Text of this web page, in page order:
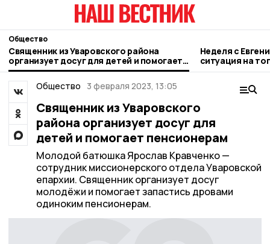
Общество
Священник из Уваровского района
организует досуг для детей и помогает
пенсионерам
Неделя с
ситуация на
городе и
Общество
3 февраля 2023, 13:05
Священник из Уваровского
района организует досуг для
детей и помогает пенсионерам
Молодой батюшка Ярослав Кравченко —
сотрудник миссионерского отдела Уваровской
епархии. Священник организует досуг
молодёжи и помогает запастись дровами
одиноким пенсионерам.